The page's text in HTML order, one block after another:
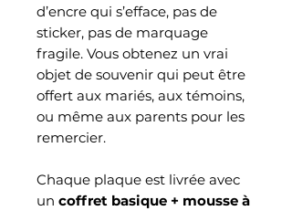
d’encre qui s’efface, pas de
sticker, pas de marquage
fragile. Vous obtenez un vrai
objet de souvenir qui peut être
offert aux mariés, aux témoins,
ou même aux parents pour les
remercier.
Chaque plaque est livrée avec
un coffret basique + mousse à